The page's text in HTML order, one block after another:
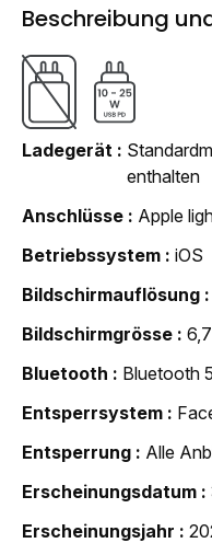
Beschreibung
Ladegerät
enthalten
Anschlüsse
Apple
Betriebssystem
iOS
Bildschirmauflösung
Bildschirmgrösse
Bluetooth
Bluetooth
Entsperrsystem
Entsperrung
Alle
Erscheinungsdatum
Erscheinungsjahr